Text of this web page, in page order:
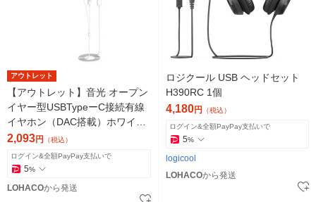
アウトレット
【アウトレット】音光 オープン
イヤー型USBTypeーC接続有線
イヤホン（DAC搭載）ホワイト
ACRーACX1 WH 1個
2,093円 （税込）
ログイン&全額PayPay支払いで
5%
LOHACOから発送
ロジクール USB ヘッドセット
H390RC 1個
4,180円 （税込）
ログイン&全額PayPay支払いで
5%
logicool
LOHACOから発送